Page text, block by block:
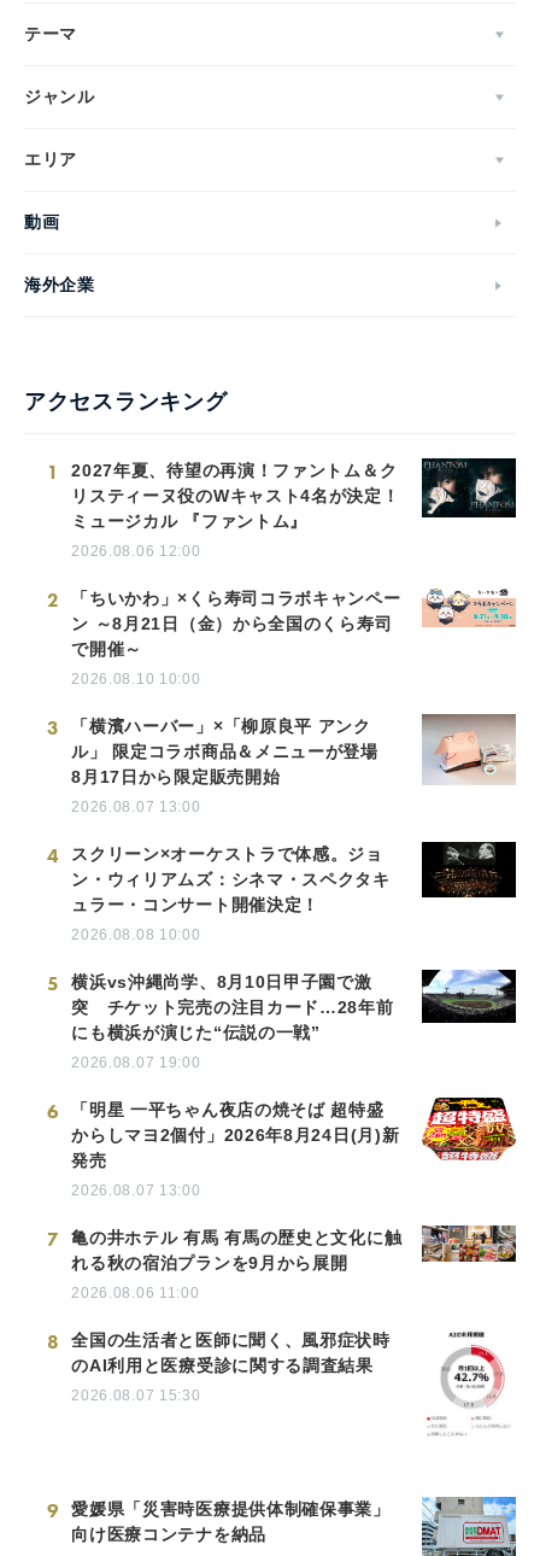
テーマ
ジャンル
エリア
動画
海外企業
アクセスランキング
1
2027年夏、待望の再演！ファントム＆ク
リスティーヌ役のWキャスト4名が決定！
ミュージカル 『ファントム』
2026.08.06 12:00
2
「ちいかわ」×くら寿司コラボキャンペー
ン ～8月21日（金）から全国のくら寿司
で開催～
2026.08.10 10:00
3
「横濱ハーバー」×「柳原良平 アンク
ル」 限定コラボ商品＆メニューが登場
8月17日から限定販売開始
2026.08.07 13:00
4
スクリーン×オーケストラで体感。ジョ
ン・ウィリアムズ：シネマ・スペクタキ
ュラー・コンサート開催決定！
2026.08.08 10:00
5
横浜vs沖縄尚学、8月10日甲子園で激
突 チケット完売の注目カード…28年前
にも横浜が演じた“伝説の一戦”
2026.08.07 19:00
6
「明星 一平ちゃん夜店の焼そば 超特盛
からしマヨ2個付」2026年8月24日(月)新
発売
2026.08.07 13:00
7
亀の井ホテル 有馬 有馬の歴史と文化に触
れる秋の宿泊プランを9月から展開
2026.08.06 11:00
8
全国の生活者と医師に聞く、風邪症状時
のAI利用と医療受診に関する調査結果
2026.08.07 15:30
9
愛媛県「災害時医療提供体制確保事業」
向け医療コンテナを納品